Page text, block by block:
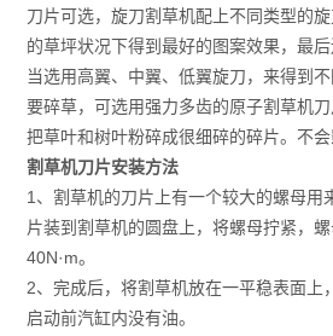
刀片可选，旋刀割草机配上不同类型的
的草坪状况下得到最好的图案效果，最
当选用高翼、中翼、低翼旋刀，来得到
要碎草，可选用强力多齿的原子割草机
把草叶和树叶粉碎成很细碎的碎片。不会
割草机刀片安装方法
1、割草机的刀片上有一个较大的螺母用
片装到割草机的圆盘上，将螺母拧紧，
40N·m。
2、完成后，将割草机放在一平稳表面上
启动前汽缸内没有油。